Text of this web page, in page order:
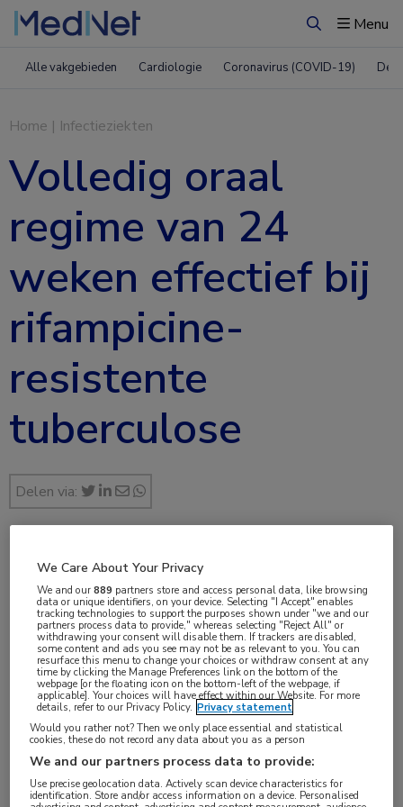
ZoekenMenu
Alle vakgebieden Cardiologie Coronavirus (COVID-19)
Home | Infectieziekten
Volledig oraal
regime van 24
weken effectief bij
rifampicine-
resistente
tuberculose
Delen via:
mrt 2023
Vakgebieden:
Infectieziekten,Longziekten
Aandachtsgebieden:
Antibioticaresistentie,Bacteriële infecties,Tuberculose
Tags:
We Care About Your Privacy
We and our889 partners store and access personal data, like browsing
data or unique identifiers, on your device. Selecting "I Accept" enables
tracking technologies to support the purposes shown under "we and our
partners process data to provide," whereas selecting "Reject All" or
withdrawing your consent will disable them. If trackers are disabled,
some content and ads you see may not be as relevant to you. You can
resurface this menu to change your choices or withdraw consent at any
time by clicking the Manage Preferences link on the bottom of the
webpage [or the floating icon on the bottom-left of the webpage, if
applicable]. Your choices will have effect within our Website. For more
details, refer to our Privacy Policy. Privacy statement
Would you rather not? Then we only place essential and statistical
cookies, these do not record any data about you as a person
We and our partners process data to provide:
Use precise geolocation data. Actively scan device characteristics for
identification. Store and/or access information on a device. Personalised